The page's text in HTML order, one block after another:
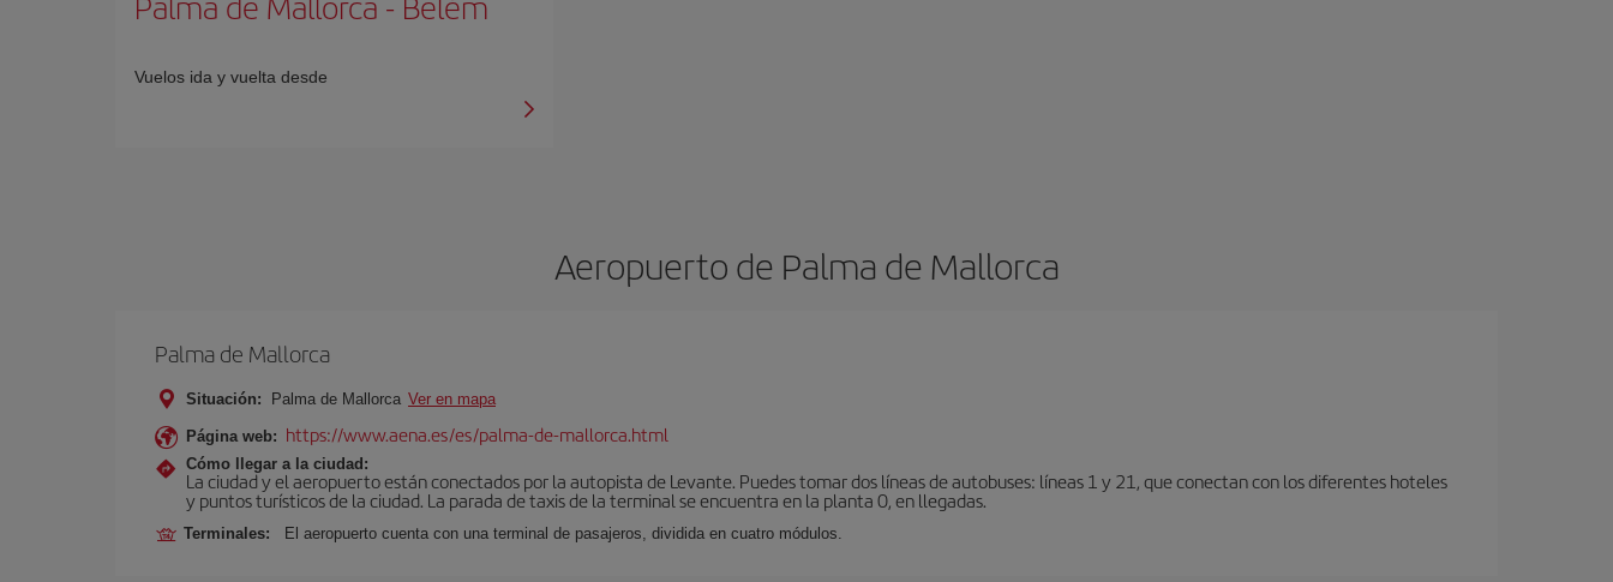
Vuelos ida y vuelta desde
Aeropuerto de Palma de Mallorca
Palma de Mallorca
Situación: Palma de Mallorca Ver en mapa
Página web: https://www.aena.es/es/palma-de-mallorca.html
Cómo llegar a la ciudad:
La ciudad y el aeropuerto están conectados por la autopista de Levante. Puedes tomar dos líneas de autobuses: líneas 1 y 21, que conectan con los diferentes hoteles
y puntos turísticos de la ciudad. La parada de taxis de la terminal se encuentra en la planta 0, en llegadas.
Terminales: El aeropuerto cuenta con una terminal de pasajeros, dividida en cuatro módulos.